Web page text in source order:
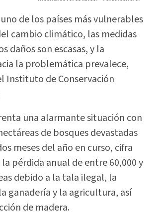
de los países más vulnerables
cambio climático, las medidas
daños son escasas, y la
la problemática prevalece,
Instituto de Conservación
una alarmante situación con
de bosques devastadas
meses del año en curso, cifra
la pérdida anual de entre 60,000 y
debido a la tala ilegal, la
ganadería y la agricultura, así
de madera.